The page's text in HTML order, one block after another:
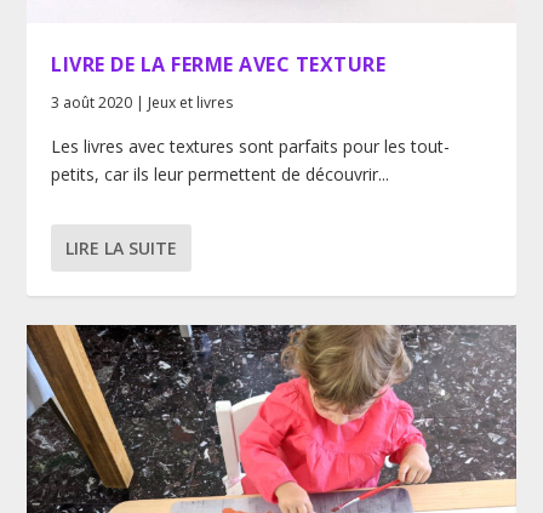
LIVRE DE LA FERME AVEC TEXTURE
3 août 2020 | Jeux et livres
Les livres avec textures sont parfaits pour les tout-
petits, car ils leur permettent de découvrir...
LIRE LA SUITE